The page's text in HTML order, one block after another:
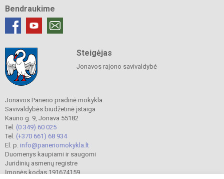
Bendraukime
Steigėjas
Jonavos rajono savivaldybė
Jonavos Panerio pradinė mokykla
Savivaldybės biudžetinė įstaiga
Kauno g. 9, Jonava 55182
Tel. (0 349) 60 025
Tel. (+370 661) 68 934
El. p. info@paneriomokykla.lt
Duomenys kaupiami ir saugomi
Juridinių asmenų registre
Įmonės kodas 191674159